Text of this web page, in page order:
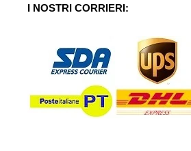
I NOSTRI CORRIERI: